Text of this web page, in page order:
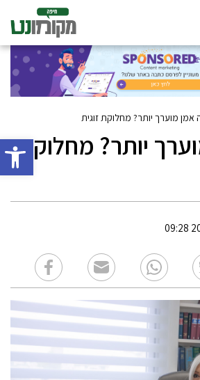
פתח
אמן מוערך יותר? מחלוקת זוגית
יותר? מחלוקת